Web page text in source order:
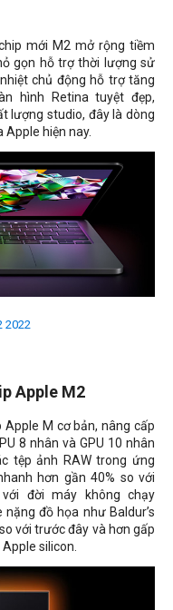
mới M2 mở rộng tiềm
gọn hỗ trợ thời lượng sử
chủ động hỗ trợ tăng
hình Retina tuyệt đẹp,
lượng studio, đây là dòng
Apple hiện nay.
2022
Apple M2
M cơ bản, nâng cấp
8 nhân và GPU 10 nhân
tệp ảnh RAW trong ứng
hơn gần 40% so với
đời máy không chạy
đồ họa như Baldur’s
với trước đây và hơn gấp
silicon.